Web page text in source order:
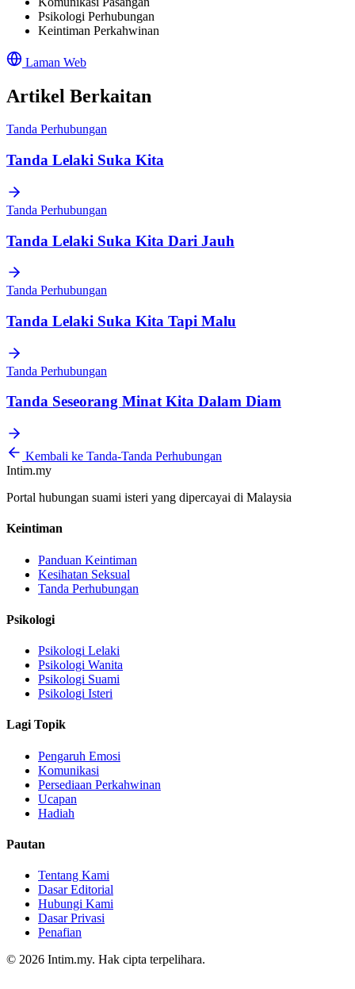
Psikologi Perhubungan
Keintiman Perkahwinan
Laman Web
Artikel Berkaitan
Tanda Perhubungan
Tanda Lelaki Suka Kita
Tanda Perhubungan
Tanda Lelaki Suka Kita Dari Jauh
Tanda Perhubungan
Tanda Lelaki Suka Kita Tapi Malu
Tanda Perhubungan
Tanda Seseorang Minat Kita Dalam Diam
Kembali ke Tanda-Tanda Perhubungan
Intim.my
Portal hubungan suami isteri yang dipercayai di Malaysia
Keintiman
Panduan Keintiman
Kesihatan Seksual
Tanda Perhubungan
Psikologi
Psikologi Lelaki
Psikologi Wanita
Psikologi Suami
Psikologi Isteri
Lagi Topik
Pengaruh Emosi
Komunikasi
Persediaan Perkahwinan
Ucapan
Hadiah
Pautan
Tentang Kami
Dasar Editorial
Hubungi Kami
Dasar Privasi
Penafian
© 2026 Intim.my. Hak cipta terpelihara.